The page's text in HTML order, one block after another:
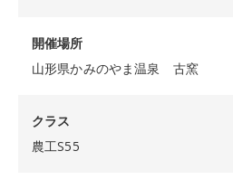
開催場所
山形県かみのやま温泉 古窯
クラス
農工S55